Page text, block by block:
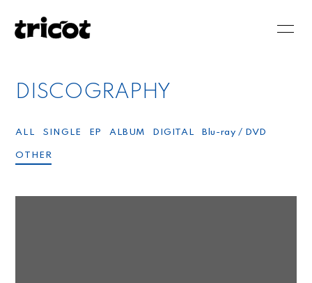
SCHEDULE BIOGRAPHY
DISCOGRAPHY VIDEO
BLOG
PHOTO RADIO
DISCOGRAPHY
ALL SINGLE EP ALBUM DIGITAL Blu-ray / DVD
OTHER